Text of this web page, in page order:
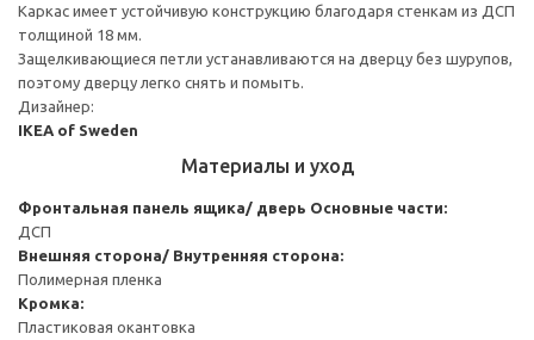
Каркас имеет устойчивую конструкцию благодаря стенкам из ДСП
толщиной 18 мм.
Защелкивающиеся петли устанавливаются на дверцу без шурупов,
поэтому дверцу легко снять и помыть.
Дизайнер:
IKEA of Sweden
Материалы и уход
Фронтальная панель ящика/ дверь Основные части:
ДСП
Внешняя сторона/ Внутренняя сторона:
Полимерная пленка
Кромка:
Пластиковая окантовка